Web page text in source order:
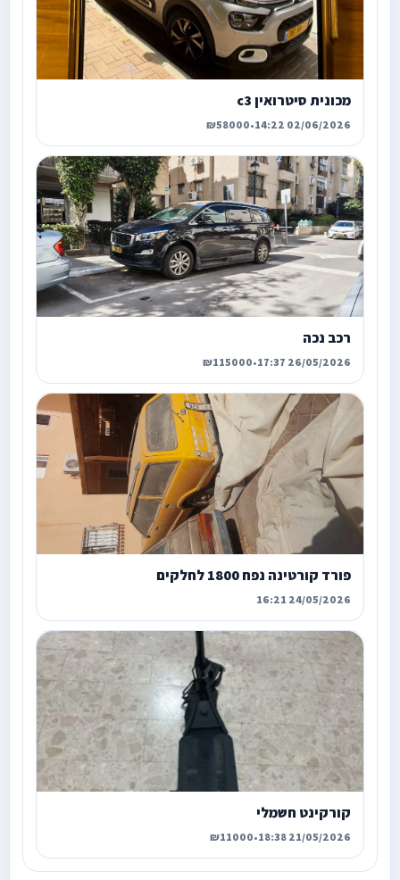
מכונית סיטרואין c3
02/06/2026 14:22
•
₪58000
רכב נכה
26/05/2026 17:37
•
₪115000
פורד קורטינה נפח 1800 לחלקים
24/05/2026 16:21
קורקינט חשמלי
21/05/2026 18:38
•
₪11000